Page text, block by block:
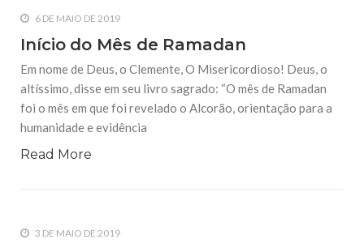
6 DE MAIO DE 2019
Início do Mês de Ramadan
Em nome de Deus, o Clemente, O Misericordioso! Deus, o
altíssimo, disse em seu livro sagrado: “O mês de Ramadan
foi o mês em que foi revelado o Alcorão, orientação para a
humanidade e evidência
Read More
3 DE MAIO DE 2019